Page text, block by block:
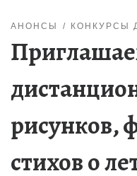
АНОНСЫ КОНКУРСЫ
рисунков,
стихов о